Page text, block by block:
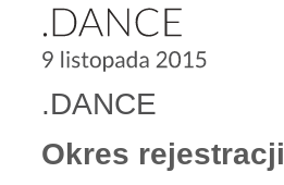
.DANCE
Okres rejestracji